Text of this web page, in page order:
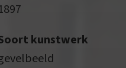
kunstwerk